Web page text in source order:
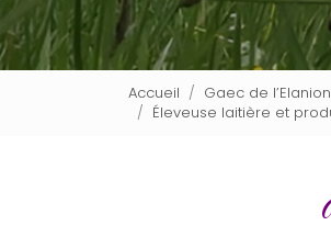
Accueil
Gaec de
Éleveuse laitière et